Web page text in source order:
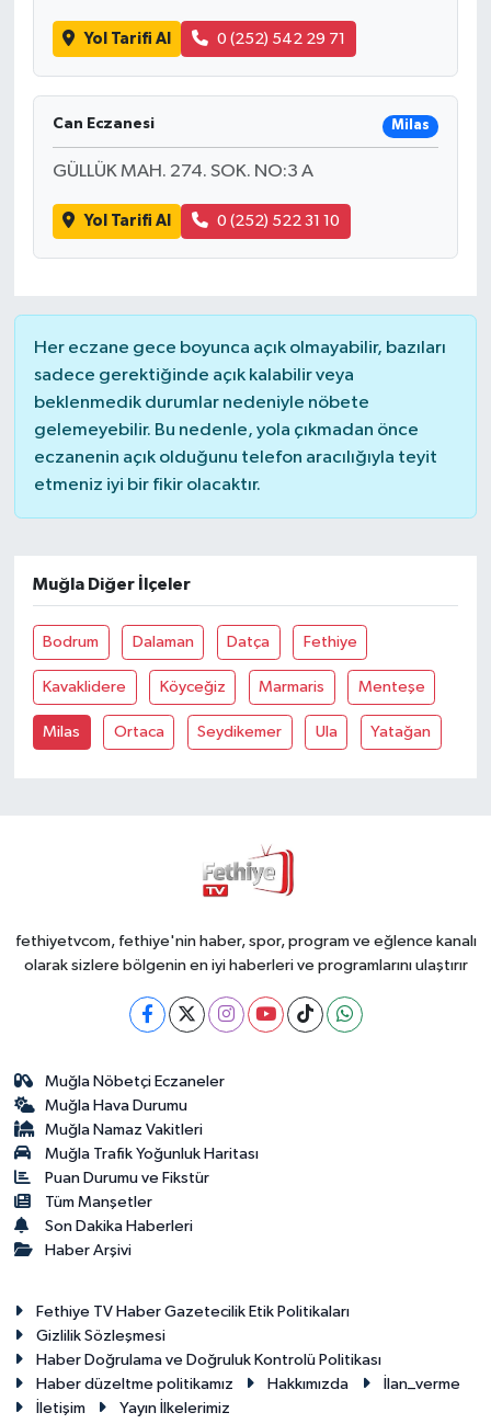
Yol Tarifi Al 0 (252) 542 29 71
Can Eczanesi Milas
GÜLLÜK MAH. 274. SOK. NO:3 A
Yol Tarifi Al 0 (252) 522 31 10
Her eczane gece boyunca açık olmayabilir, bazıları
sadece gerektiğinde açık kalabilir veya
beklenmedik durumlar nedeniyle nöbete
gelemeyebilir. Bu nedenle, yola çıkmadan önce
eczanenin açık olduğunu telefon aracılığıyla teyit
etmeniz iyi bir fikir olacaktır.
Muğla Diğer İlçeler
Bodrum Dalaman Datça Fethiye
Kavaklidere Köyceğiz Marmaris Menteşe
Milas Ortaca Seydikemer Ula Yatağan
fethiyetvcom, fethiye'nin haber, spor, program ve eğlence kanalı
olarak sizlere bölgenin en iyi haberleri ve programlarını ulaştırır
Muğla Nöbetçi Eczaneler
Muğla Hava Durumu
Muğla Namaz Vakitleri
Muğla Trafik Yoğunluk Haritası
Puan Durumu ve Fikstür
Tüm Manşetler
Son Dakika Haberleri
Haber Arşivi
Fethiye TV Haber Gazetecilik Etik Politikaları
Gizlilik Sözleşmesi
Haber Doğrulama ve Doğruluk Kontrolü Politikası
Haber düzeltme politikamız
Hakkımızda
İlan_verme
İletişim
Yayın İlkelerimiz